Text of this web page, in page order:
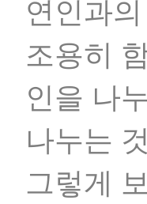
연인과
조용히
인을 나
나누는
그렇게